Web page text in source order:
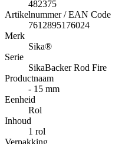
482375
Artikelnummer / EAN Code
7612895176024
Merk
Sika®
Serie
SikaBacker Rod Fire
Productnaam
- 15 mm
Eenheid
Rol
Inhoud
1 rol